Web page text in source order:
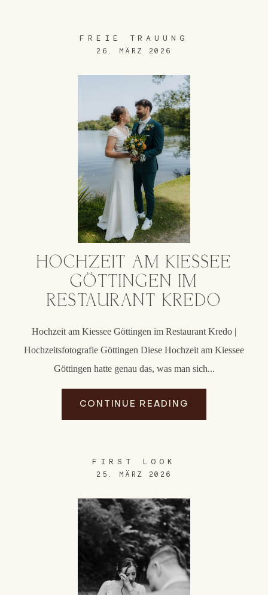
FREIE TRAUUNG
26. MÄRZ 2026
HOCHZEIT AM KIESSEE
GÖTTINGEN IM
RESTAURANT KREDO
Hochzeit am Kiessee Göttingen im Restaurant Kredo |
Hochzeitsfotografie Göttingen Diese Hochzeit am Kiessee
Göttingen hatte genau das, was man sich...
CONTINUE READING
FIRST LOOK
25. MÄRZ 2026